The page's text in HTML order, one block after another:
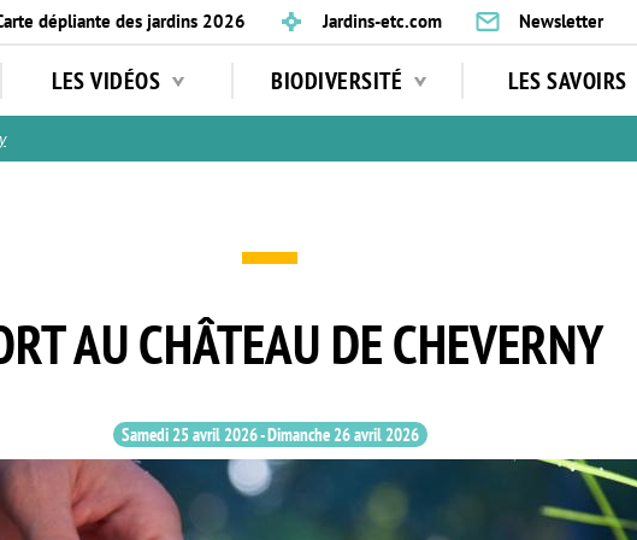
dépliante des jardins 2026 Jardins-etc.com Newsletter
LES VIDÉOS BIODIVERSITÉ LES SAVOIRS
AU CHÂTEAU DE CHEVERNY
Samedi 25 avril 2026-Dimanche 26 avril 2026